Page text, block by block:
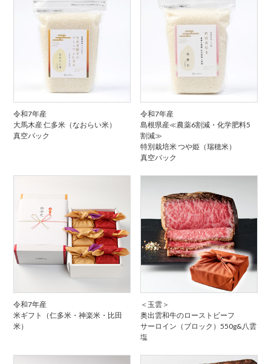
令和7年産
大馬木産 仁多米（なおらい米）
真空パック
令和7年産
島根県産≪農薬6割減・化学肥料5
割減≫
特別栽培米 つや姫（瑞穂米）
真空パック
令和7年産
米ギフト（仁多米・神楽米・比田
米）
＜玉雲＞
奥出雲和牛のローストビーフ
サーロイン（ブロック）550g&八雲
塩